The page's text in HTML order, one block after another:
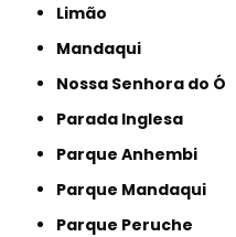
Limão
Mandaqui
Nossa Senhora do Ó
Parada Inglesa
Parque Anhembi
Parque Mandaqui
Parque Peruche